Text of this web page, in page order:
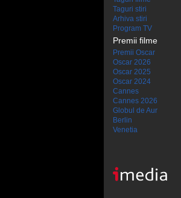
Taguri stiri
Arhiva stiri
Program TV
Premii filme
Premii Oscar
Oscar 2026
Oscar 2025
Oscar 2024
Cannes
Cannes 2026
Globul de Aur
Berlin
Venetia